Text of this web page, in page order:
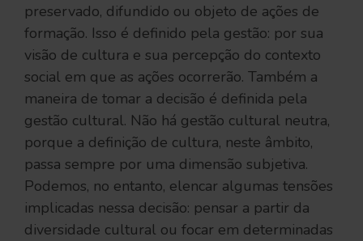
preservado, difundido ou objeto de ações de
formação. Isso é definido pela gestão: por sua
visão de cultura e sua percepção do contexto
social em que as ações ocorrerão. Também a
maneira de tomar a decisão é definida pela
gestão cultural. Não há gestão cultural neutra,
porque a definição de cultura, neste âmbito,
passa sempre por uma dimensão subjetiva.
Podemos, no entanto, elencar algumas tensões
implicadas nessa decisão: pensar a partir da
diversidade cultural ou focar em determinadas